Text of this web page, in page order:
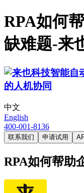
RPA如何
缺难题-来
中文
English
400-001-8136
联系我们 申请试用
RPA如何帮助